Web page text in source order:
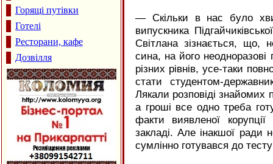
Горящі путівки
Готелі
Ресторани, кафе
Дозвілля
— Скільки в нас було
випускника
Світлана зізнається, що,
сина, на його
різних рівнів, усе-таки
стати студентом-
Лякали розповіді
а гроші все одно треба
факти виявленої
закладі. Але інакшої ради
сумлінно готувався до